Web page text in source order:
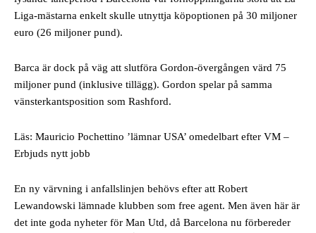
Liga-mästarna enkelt skulle utnyttja köpoptionen på 30 miljoner
euro (26 miljoner pund).
Barca är dock på väg att slutföra Gordon-övergången värd 75
miljoner pund (inklusive tillägg). Gordon spelar på samma
vänsterkantsposition som Rashford.
Läs: Mauricio Pochettino ’lämnar USA’ omedelbart efter VM –
Erbjuds nytt jobb
En ny värvning i anfallslinjen behövs efter att Robert
Lewandowski lämnade klubben som free agent. Men även här är
det inte goda nyheter för Man Utd, då Barcelona nu förbereder